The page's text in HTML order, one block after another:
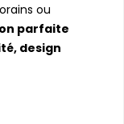
ou
parfaite
design